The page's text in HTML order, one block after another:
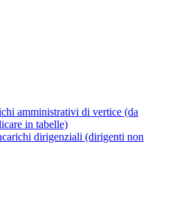
amministrativi di vertice (da
in tabelle)
dirigenziali (dirigenti non